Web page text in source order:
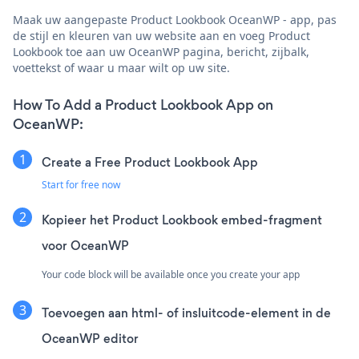
Maak uw aangepaste Product Lookbook OceanWP - app, pas
de stijl en kleuren van uw website aan en voeg Product
Lookbook toe aan uw OceanWP pagina, bericht, zijbalk,
voettekst of waar u maar wilt op uw site.
How To Add a Product Lookbook App on
OceanWP:
Create a Free Product Lookbook App
Start for free now
Kopieer het Product Lookbook embed-fragment
voor OceanWP
Your code block will be available once you create your app
Toevoegen aan html- of insluitcode-element in de
OceanWP editor